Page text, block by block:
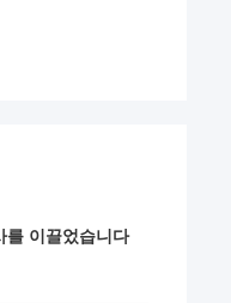
를 이끌었습니다